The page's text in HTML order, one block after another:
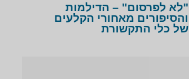
"לא לפרסום" – הדילמות
והסיפורים מאחורי הקלעים
של כלי התקשורת